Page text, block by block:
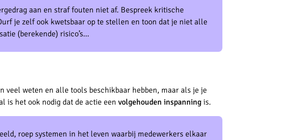
aan en straf fouten niet af. Bespreek kritische
je zelf ook kwetsbaar op te stellen en toon dat je niet alle
(berekende) risico’s...
veel weten en alle tools beschikbaar hebben, maar als je je
is het ook nodig dat de actie een volgehouden inspanning is.
roep systemen in het leven waarbij medewerkers elkaar